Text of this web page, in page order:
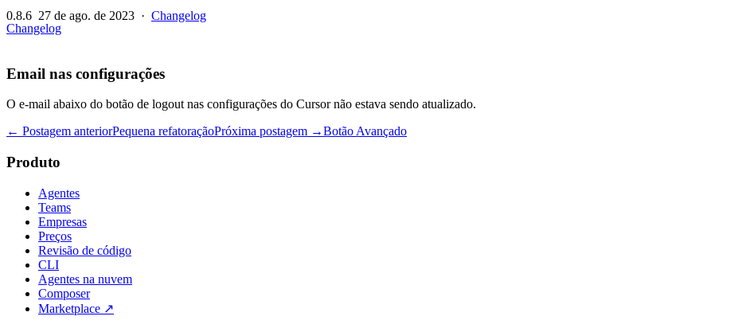
0.8.6 27 de ago. de 2023 · Changelog
Changelog
Email nas configurações
O e-mail abaixo do botão de logout nas configurações do Cursor não estava sendo atualizado.
← Postagem anteriorPequena refatoraçãoPróxima postagem →Botão Avançado
Produto
Agentes
Teams
Empresas
Preços
Revisão de código
CLI
Agentes na nuvem
Composer
Marketplace ↗